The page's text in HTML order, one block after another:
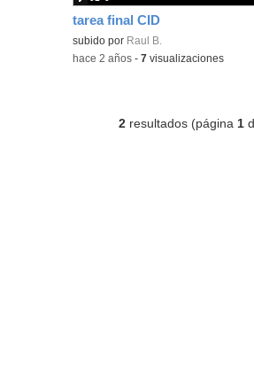
tarea final CID
Contenido educativo.
subido por Raul B.
-hace 2 años -7 visualizaciones
2 resultados (página 1